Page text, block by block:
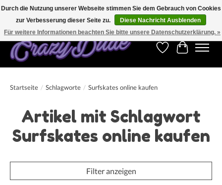
Kostenfreier Versand für Bestellungen ab 250 €. Weltweite Lieferung!
Wunschzettel
Ihr
Startseite / Schlagworte / Surfskates online kaufen
Artikel mit Schlagwort
Surfskates online kaufen
Filter anzeigen
Durch die Nutzung unserer Webseite stimmen Sie dem Gebrauch von Cookies
zur Verbesserung dieser Seite zu.
Diese Nachricht Ausblenden
Für weitere Informationen beachten Sie bitte unsere Datenschutzerklärung. »